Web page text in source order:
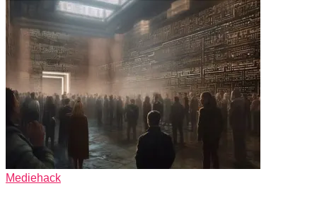
Mediehack